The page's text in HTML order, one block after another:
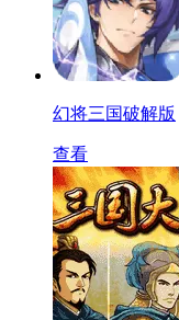
幻将三国破解版
查看